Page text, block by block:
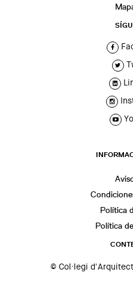
Política
Política
© Col·legi